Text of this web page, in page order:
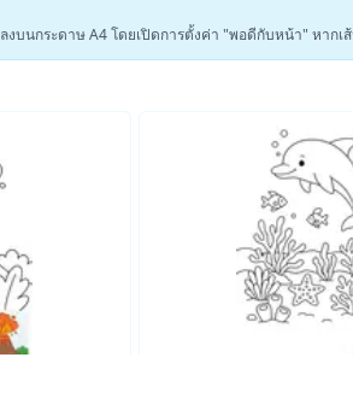
บนกระดาษ A4 โดยเปิดการตั้งค่า "พอดีกับหน้า" หาก